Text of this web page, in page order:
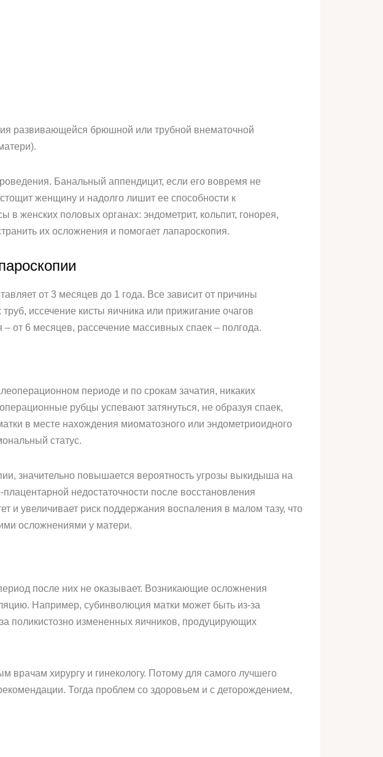
развивающейся брюшной или трубной внематочной
Банальный аппендицит, если его вовремя не
женщину и надолго лишит ее способности к
женских половых органах: эндометрит, кольпит, гонорея,
их осложнения и помогает лапароскопия.
от 3 месяцев до 1 года. Все зависит от причины
иссечение кисты яичника или прижигание очагов
от 6 месяцев, рассечение массивных спаек – полгода.
периоде и по срокам зачатия, никаких
рубцы успевают затянуться, не образуя спаек,
в месте нахождения миоматозного или эндометриоидного
статус.
значительно повышается вероятность угрозы выкидыша на
недостаточности после восстановления
и увеличивает риск поддержания воспаления в малом тазу, что
осложнениями у матери.
после них не оказывает. Возникающие осложнения
Например, субинволюция матки может быть из-за
поликистозно измененных яичников, продуцирующих
врачам хирургу и гинекологу. Потому для самого лучшего
Тогда проблем со здоровьем и с деторождением,